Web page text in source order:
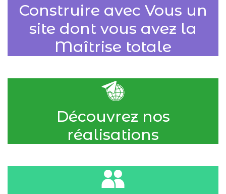
Construire avec Vous un
site dont vous avez la
Maîtrise totale
Découvrez nos
réalisations